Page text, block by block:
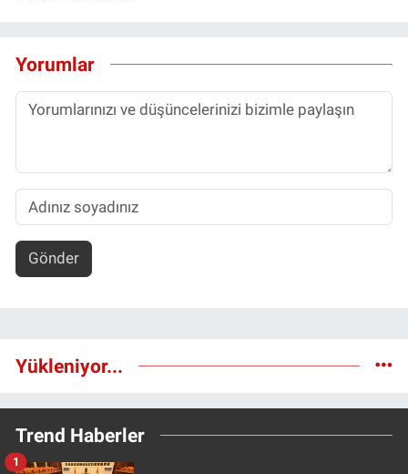
Yorumlar
Gönder
Yükleniyor...
Trend Haberler
1